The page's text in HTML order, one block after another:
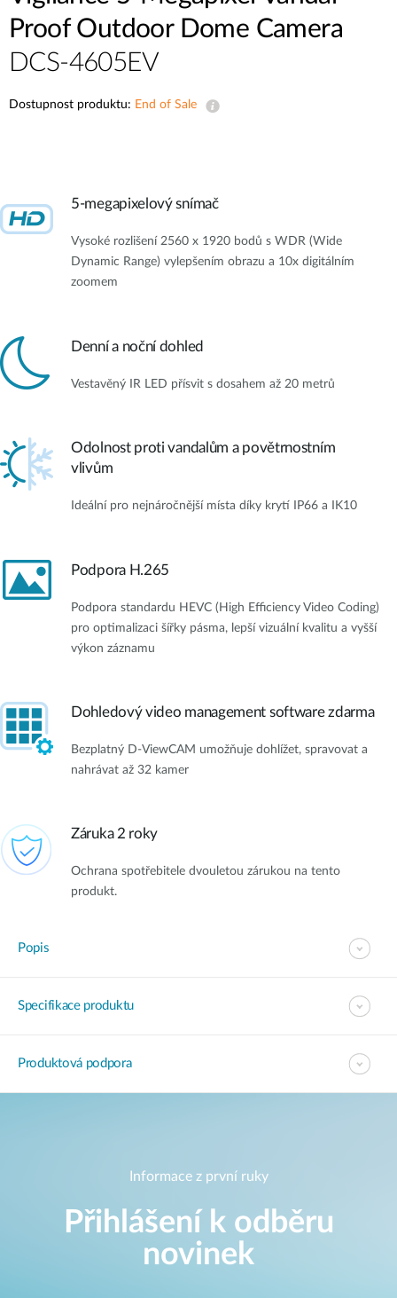
Proof Outdoor Dome Camera
DCS-4605EV
Dostupnost produktu: End of Sale
5-megapixelový snímač
Vysoké rozlišení 2560 x 1920 bodů s WDR (Wide
Dynamic Range) vylepšením obrazu a 10x digitálním
zoomem
Denní a noční dohled
Vestavěný IR LED přísvit s dosahem až 20 metrů
Odolnost proti vandalům a povětrnostním
vlivům
Ideální pro nejnáročnější místa díky krytí IP66 a IK10
Podpora H.265
Podpora standardu HEVC (High Efficiency Video Coding)
pro optimalizaci šířky pásma, lepší vizuální kvalitu a vyšší
výkon záznamu
Dohledový video management software zdarma
Bezplatný D-ViewCAM umožňuje dohlížet, spravovat a
nahrávat až 32 kamer
Záruka 2 roky
Ochrana spotřebitele dvouletou zárukou na tento
produkt.
Popis
Specifikace produktu
Produktová podpora
Informace z první ruky
Přihlášení k odběru
novinek